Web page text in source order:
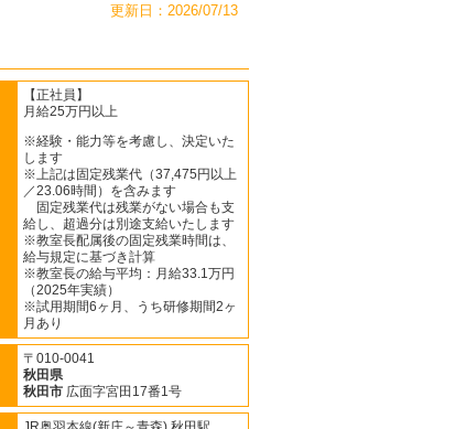
更新日：2026/07/13
【正社員】
月給25万円以上
※経験・能力等を考慮し、決定いた
します
※上記は固定残業代（37,475円以上
／23.06時間）を含みます
固定残業代は残業がない場合も支
給し、超過分は別途支給いたします
※教室長配属後の固定残業時間は、
給与規定に基づき計算
※教室長の給与平均：月給33.1万円
（2025年実績）
※試用期間6ヶ月、うち研修期間2ヶ
月あり
〒010-0041
秋田県
秋田市 広面字宮田17番1号